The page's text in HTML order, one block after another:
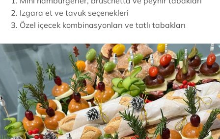
Izgara et ve tavuk seçenekleri
Özel içecek kombinasyonları ve tatlı tabakları